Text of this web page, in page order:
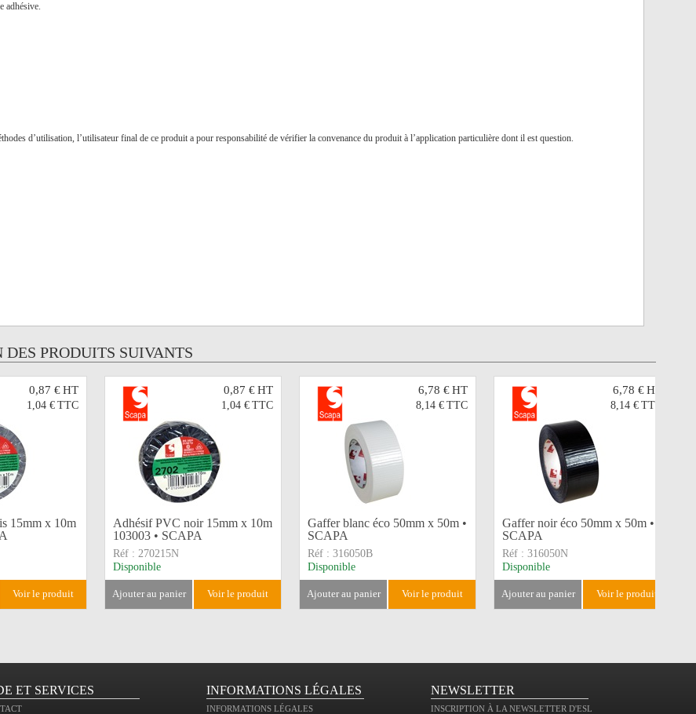
adhésive.
d’utilisation, l’utilisateur final de ce produit a pour responsabilité de vérifier la convenance du produit à l’application particulière dont il est question.
DES PRODUITS SUIVANTS
0,87 €HT
1,04 € TTC
15mm x 10m
voir le produit
0,87 €HT
1,04 € TTC
Adhésif PVC noir 15mm x 10m
103003 • SCAPA
Réf : 270215N
Disponible
ajouter au panier voir le produit
6,78 €HT
8,14 € TTC
Gaffer blanc éco 50mm x 50m •
SCAPA
Réf : 316050B
Disponible
ajouter au panier voir le produit
6,78 €HT
8,14 € TTC
Gaffer noir éco 50mm x 50m •
SCAPA
Réf : 316050N
Disponible
ajouter au panier voir le produit
ET SERVICES INFORMATIONS LÉGALES
INFORMATIONS LÉGALES
NEWSLETTER
INSCRIPTION À LA NEWSLETTER D'ESL